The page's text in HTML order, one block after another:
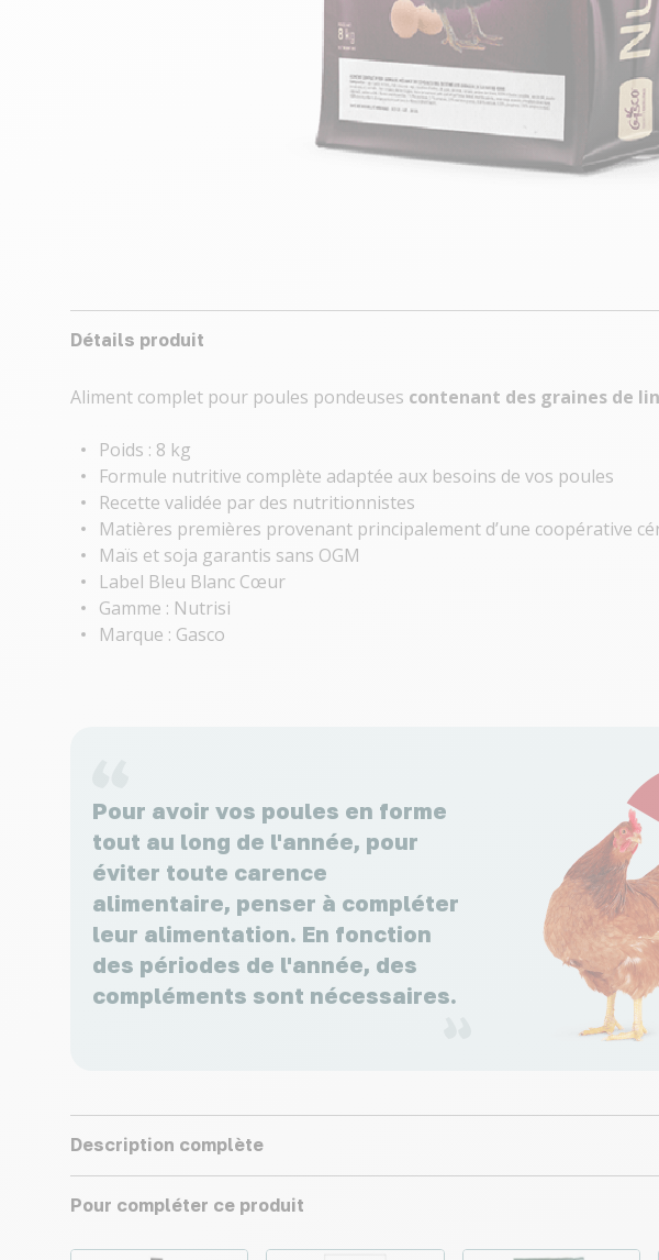
Détails produit
Aliment complet pour poules pondeuses contenant des graines de
Poids : 8 kg
Formule nutritive complète adaptée aux besoins de vos poules
Recette validée par des nutritionnistes
Matières premières provenant principalement d’une coopérative
Maïs et soja garantis sans OGM
Label Bleu Blanc Cœur
Gamme : Nutrisi
Marque : Gasco
Pour avoir vos poules en forme
tout au long de l'année, pour
éviter toute carence
alimentaire, penser à compléter
leur alimentation. En fonction
des périodes de l'année, des
compléments sont nécessaires.
Description complète
Pour compléter ce produit